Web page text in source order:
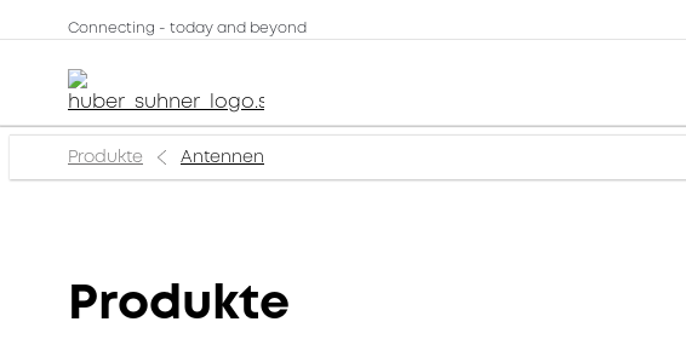
Connecting - today and beyond
Produkte Antennen
Produkte